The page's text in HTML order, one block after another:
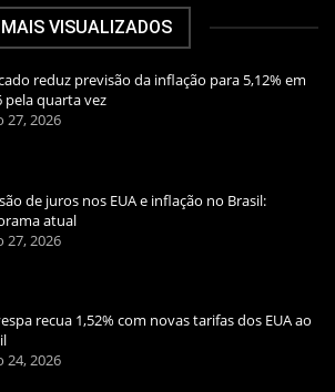
MAIS VISUALIZADOS
reduz previsão da inflação para 5,12% em
pela quarta vez
27, 2026
de juros nos EUA e inflação no Brasil:
atual
27, 2026
recua 1,52% com novas tarifas dos EUA ao
24, 2026